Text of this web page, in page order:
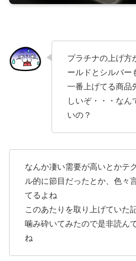
プラチナの上げ方
ールドとシルバー
一番上げてる商品
しいぞ・・・なん
いの？
なんか凄い需要が高いとかテ
ル的に節目だったとか、色々
てるよね
このあたりを取り上げていた
噛み砕いてみたので是非読ん
ね